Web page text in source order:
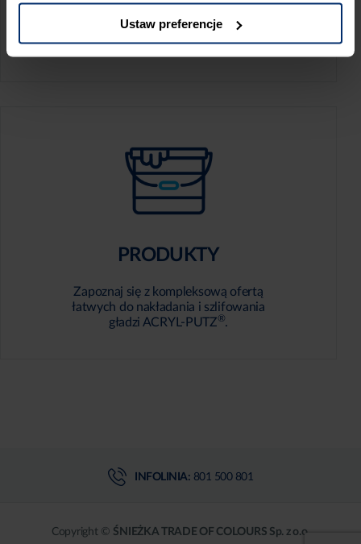
Ustaw preferencje
Oblicz, jaką ilość produktów potrzebujesz,
aby perfekcyjnie wygładzić swoje ściany.
PRODUKTY
Zapoznaj się z kompleksową ofertą
łatwych do nakładania i szlifowania
gładzi ACRYL-PUTZ®.
INFOLINIA: 801 500 801
Copyright © ŚNIEŻKA TRADE OF COLOURS Sp. z o.o.